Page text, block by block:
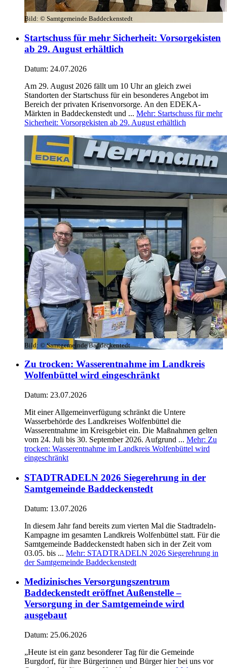
Bild: © Samtgemeinde Baddeckenstedt
Startschuss für mehr Sicherheit: Vorsorgekisten
ab 29. August erhältlich
Datum: 24.07.2026
Am 29. August 2026 fällt um 10 Uhr an gleich zwei
Standorten der Startschuss für ein besonderes Angebot im
Bereich der privaten Krisenvorsorge. An den EDEKA-
Märkten in Baddeckenstedt und ... Mehr: Startschuss für mehr
Sicherheit: Vorsorgekisten ab 29. August erhältlich
Bild: © Samtgemeinde Baddeckentedt
Zu trocken: Wasserentnahme im Landkreis
Wolfenbüttel wird eingeschränkt
Datum: 23.07.2026
Mit einer Allgemeinverfügung schränkt die Untere
Wasserbehörde des Landkreises Wolfenbüttel die
Wasserentnahme im Kreisgebiet ein. Die Maßnahmen gelten
vom 24. Juli bis 30. September 2026. Aufgrund ... Mehr: Zu
trocken: Wasserentnahme im Landkreis Wolfenbüttel wird
eingeschränkt
STADTRADELN 2026 Siegerehrung in der
Samtgemeinde Baddeckenstedt
Datum: 13.07.2026
In diesem Jahr fand bereits zum vierten Mal die Stadtradeln-
Kampagne im gesamten Landkreis Wolfenbüttel statt. Für die
Samtgemeinde Baddeckenstedt haben sich in der Zeit vom
03.05. bis ... Mehr: STADTRADELN 2026 Siegerehrung in
der Samtgemeinde Baddeckenstedt
Medizinisches Versorgungszentrum
Baddeckenstedt eröffnet Außenstelle –
Versorgung in der Samtgemeinde wird
ausgebaut
Datum: 25.06.2026
„Heute ist ein ganz besonderer Tag für die Gemeinde
Burgdorf, für ihre Bürgerinnen und Bürger hier bei uns vor